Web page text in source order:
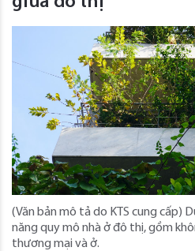
(Văn bản mô tả do KTS cung cấp)
năng quy mô nhà ở đô thị, gồm
thương mại và ở.